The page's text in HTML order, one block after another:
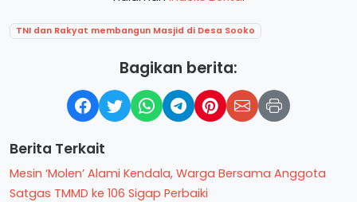
TNI dan Rakyat membangun Masjid di Desa Sooko
Bagikan berita:
Berita Terkait
Mesin ‘Molen’ Alami Kendala, Warga Bersama Anggota
Satgas TMMD ke 106 Sigap Perbaiki